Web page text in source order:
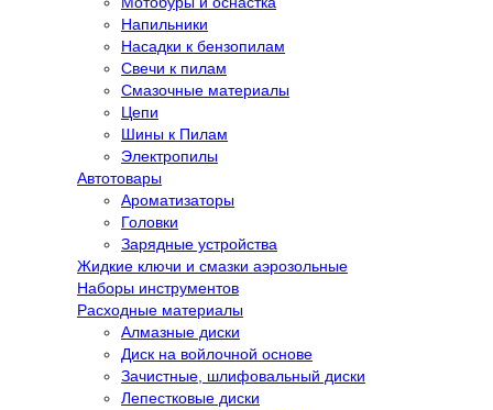
Напильники
Насадки к бензопилам
Свечи к пилам
Смазочные материалы
Цепи
Шины к Пилам
Электропилы
Автотовары
Ароматизаторы
Головки
Зарядные устройства
Жидкие ключи и смазки аэрозольные
Наборы инструментов
Расходные материалы
Алмазные диски
Диск на войлочной основе
Зачистные, шлифовальный диски
Лепестковые диски